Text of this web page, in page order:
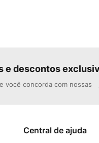
e descontos
você concorda com nossas
Central de ajuda